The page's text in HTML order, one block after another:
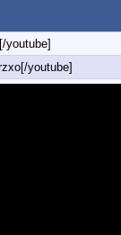
[/youtube]
youtube]